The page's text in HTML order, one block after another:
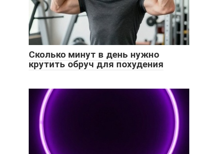
Сколько минут в день нужно
крутить обруч для похудения